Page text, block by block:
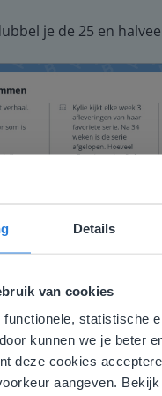
Details
van cookies
functionele, statistische
kunnen we je beter
deze cookies
aangeven.
je de 25 en
de leerlingen de
ze moeten delen.
gebruikt.
of de leerlingen het
komt
met je locatie
denken we dat